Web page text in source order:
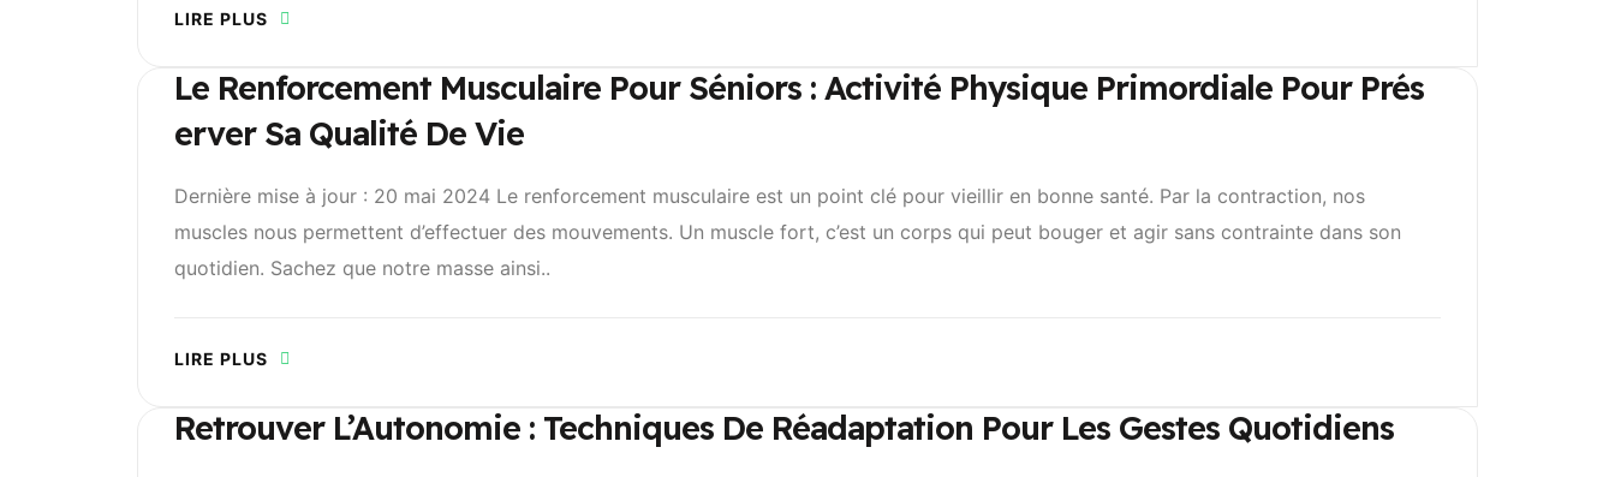
LIRE PLUS
Le Renforcement Musculaire Pour Séniors : Activité Physique Primordiale Pour Prés
Erver Sa Qualité De Vie
Dernière mise à jour : 20 mai 2024 Le renforcement musculaire est un point clé pour vieillir en bonne santé. Par la contraction, nos
muscles nous permettent d’effectuer des mouvements. Un muscle fort, c’est un corps qui peut bouger et agir sans contrainte dans son
quotidien. Sachez que notre masse ainsi..
LIRE PLUS
Retrouver L’Autonomie : Techniques De Réadaptation Pour Les Gestes Quotidiens